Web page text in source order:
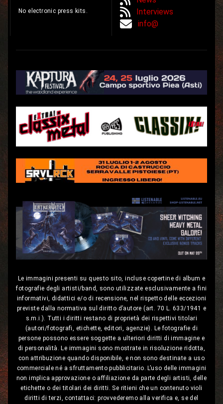
No electronic press kits.
Interviews
info@
Le immagini presenti su questo sito, incluse copertine di album e
fotografie degli artisti/band, sono utilizzate esclusivamente a fini
informativi, didattici e/o di recensione, nel rispetto delle eccezioni
previste dalla normativa sul diritto d’autore (art. 70 L. 633/1941 e
s.m.i.). Tutti i diritti restano di proprietà dei rispettivi titolari
(autori/fotografi, etichette, editori, agenzie). Le fotografie di
persone possono essere soggette a ulteriori diritti di immagine e
di personalità. Le immagini sono mostrate in risoluzione ridotta,
con attribuzione quando disponibile, e non sono destinate a uso
commerciale né a sfruttamento pubblicitario. L’uso delle immagini
non implica approvazione o affiliazione da parte degli artisti, delle
etichette o dei titolari dei diritti. Se ritieni che un contenuto violi
diritti di terzi, contattaci: provvederemo alla verifica e, se del